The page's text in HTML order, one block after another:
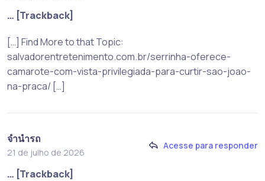
… [Trackback]
[…] Find More to that Topic:
salvadorentretenimento.com.br/serrinha-oferece-
camarote-com-vista-privilegiada-para-curtir-sao-joao-
na-praca/ […]
จำนำรถ
21 de julho de 2026
Acesse para responder
… [Trackback]